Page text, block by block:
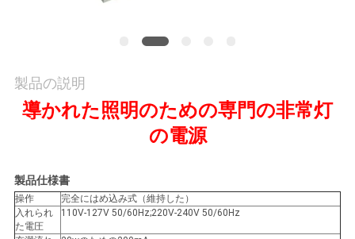
達
に
し
な
製品の説明
導かれた照明のための専門の非常灯
の電源
製品仕様書
操作
完全にはめ込み式（維持した）
入れられ
た電圧
110V-127V 50/60Hz;220V-240V 50/60Hz